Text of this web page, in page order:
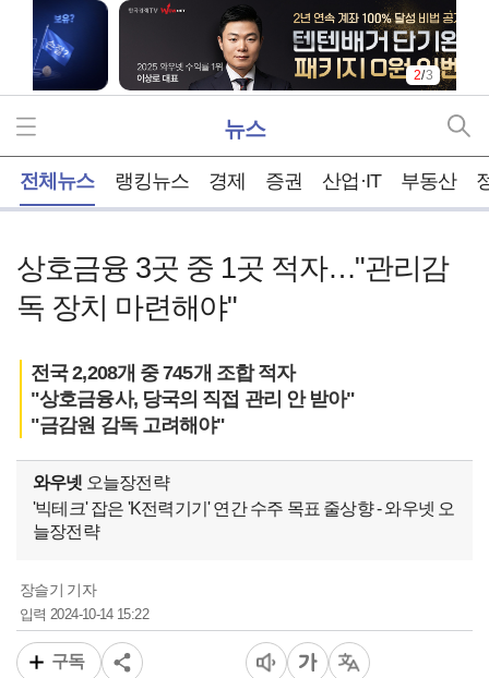
2/3
뉴스
전체뉴스 랭킹뉴스 경제 증권 산업·IT 부동산
상호금융 3곳 중 1곳 적자…"관리감
독 장치 마련해야"
전국 2,208개 중 745개 조합 적자
"상호금융사, 당국의 직접 관리 안 받아"
"금감원 감독 고려해야"
와우넷 오늘장전략
'빅테크' 잡은 'K전력기기' 연간 수주 목표 줄상향 - 와우넷 오
늘장전략
장슬기 기자
입력 2024-10-14 15:22
구독